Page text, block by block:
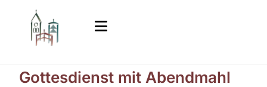
Gottesdienst mit Abendmahl